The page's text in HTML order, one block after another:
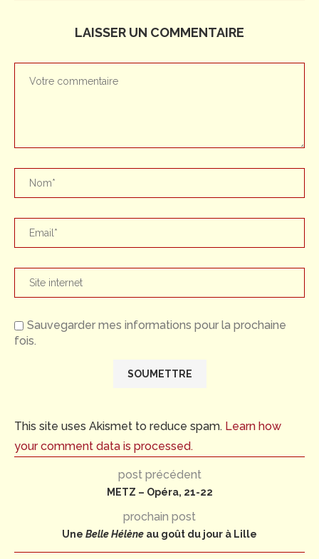
LAISSER UN COMMENTAIRE
Sauvegarder mes informations pour la prochaine
fois.
This site uses Akismet to reduce spam. Learn how
your comment data is processed.
post précédent
METZ – Opéra, 21-22
prochain post
Une Belle Hélène au goût du jour à Lille